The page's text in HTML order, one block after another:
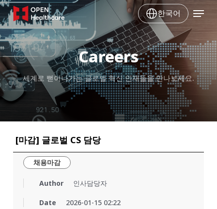
Skip
to
main
content
한국어 Menu
Careers
세계로 뻗어나가는 글로벌 혁신 인재들을 만나보세요.
[마감] 글로벌 CS 담당
채용마감
Author 인사담당자
Date 2026-01-15 02:22